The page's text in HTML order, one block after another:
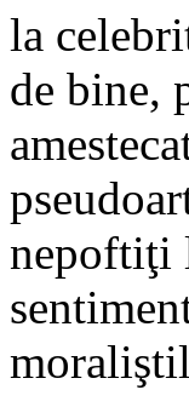
la
de bine,
nepoftiţi